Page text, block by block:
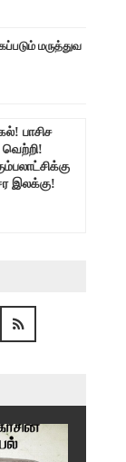
மருத்துவ
பாசிச
இலக்கு!